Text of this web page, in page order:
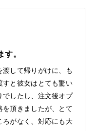
。
して帰りがけに、も
すと彼女はとても驚い
でしたし、注文後オプ
を頂きましたが、とて
ろがなく、対応にも大